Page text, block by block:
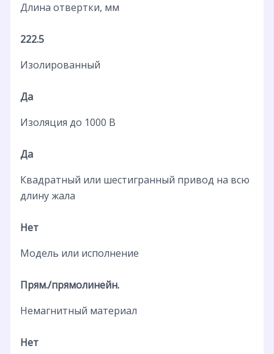
Длина отвертки, мм
222.5
Изолированный
Да
Изоляция до 1000 В
Да
Квадратный или шестигранный привод на всю
длину жала
Нет
Модель или исполнение
Прям./прямолинейн.
Немагнитный материал
Нет